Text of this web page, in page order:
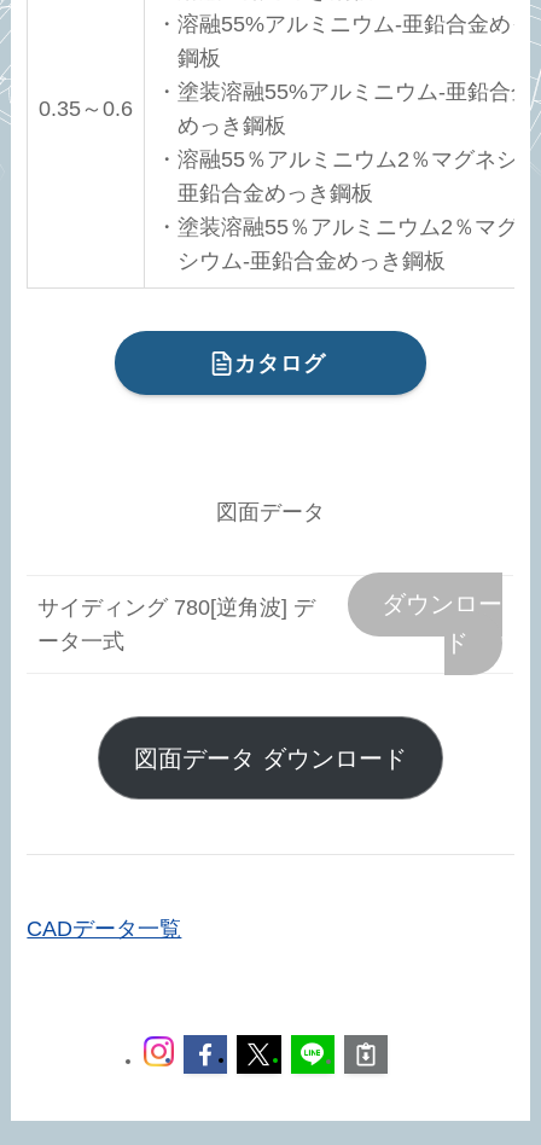
0.35～0.6
・溶融55%アルミニウム-亜鉛合金めっ
鋼板
・塗装溶融55%アルミニウム-亜鉛合金
めっき鋼板
・溶融55％アルミニウム2％マグネシ
亜鉛合金めっき鋼板
・塗装溶融55％アルミニウム2％マグネ
シウム-亜鉛合金めっき鋼板
カタログ
図面データ
サイディング 780[逆角波] デ
ータ一式
ダウンロー
ド
図面データ ダウンロード
CADデータ一覧